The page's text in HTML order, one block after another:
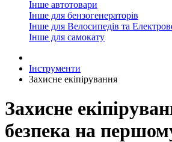
Інше автотовари
Інше для бензогенераторів
Інше для Велосипедів та
Інше для самокату
Інструменти
Захисне екіпірування
Захисне
безпека на